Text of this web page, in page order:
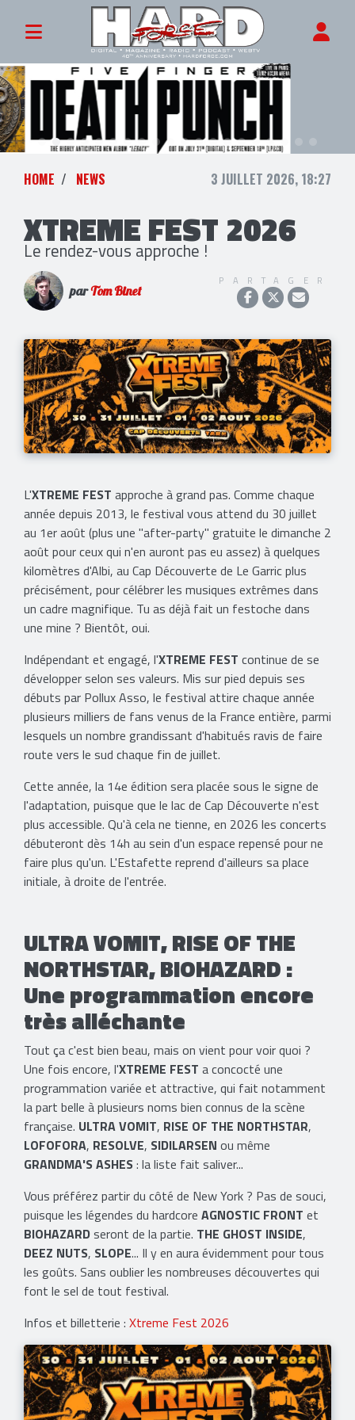
HOME NEWS 3 JUILLET 2026, 18:27
XTREME FEST 2026
Le rendez-vous approche !
parTom Binet
PARTAGER
L'XTREME FEST approche à grand pas. Comme chaque
année depuis 2013, le festival vous attend du 30 juillet
au 1er août (plus une "after-party" gratuite le dimanche 2
août pour ceux qui n'en auront pas eu assez) à quelques
kilomètres d'Albi, au Cap Découverte de Le Garric plus
précisément, pour célébrer les musiques extrêmes dans
un cadre magnifique. Tu as déjà fait un festoche dans
une mine ? Bientôt, oui.
Indépendant et engagé, l'XTREME FEST continue de se
développer selon ses valeurs. Mis sur pied depuis ses
débuts par Pollux Asso, le festival attire chaque année
plusieurs milliers de fans venus de la France entière, parmi
lesquels un nombre grandissant d'habitués ravis de faire
route vers le sud chaque fin de juillet.
Cette année, la 14e édition sera placée sous le signe de
l'adaptation, puisque que le lac de Cap Découverte n'est
plus accessible. Qu'à cela ne tienne, en 2026 les concerts
débuteront dès 14h au sein d'un espace repensé pour ne
faire plus qu'un. L'Estafette reprend d'ailleurs sa place
initiale, à droite de l'entrée.
ULTRA VOMIT, RISE OF THE
NORTHSTAR, BIOHAZARD :
Une programmation encore
très alléchante
Tout ça c'est bien beau, mais on vient pour voir quoi ?
Une fois encore, l'XTREME FEST a concocté une
programmation variée et attractive, qui fait notamment
la part belle à plusieurs noms bien connus de la scène
française. ULTRA VOMIT, RISE OF THE NORTHSTAR,
LOFOFORA, RESOLVE, SIDILARSEN ou même
GRANDMA'S ASHES: la liste fait saliver...
Vous préférez partir du côté de New York ? Pas de souci,
puisque les légendes du hardcore AGNOSTIC FRONT et
BIOHAZARDseront de la partie. THE GHOST INSIDE,
DEEZ NUTS, SLOPE... Il y en aura évidemment pour tous
les goûts. Sans oublier les nombreuses découvertes qui
font le sel de tout festival.
Infos et billetterie : Xtreme Fest 2026